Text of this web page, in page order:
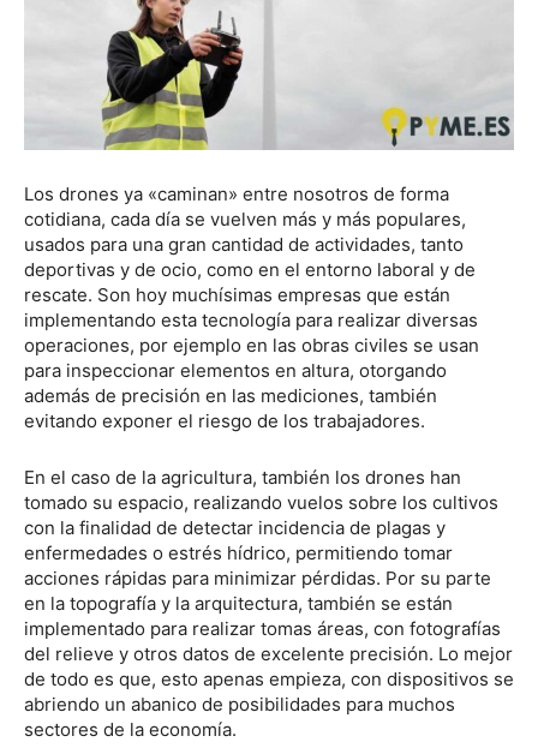
Los drones ya «caminan» entre nosotros de forma
cotidiana, cada día se vuelven más y más populares,
usados para una gran cantidad de actividades, tanto
deportivas y de ocio, como en el entorno laboral y de
rescate. Son hoy muchísimas empresas que están
implementando esta tecnología para realizar diversas
operaciones, por ejemplo en las obras civiles se usan
para inspeccionar elementos en altura, otorgando
además de precisión en las mediciones, también
evitando exponer el riesgo de los trabajadores.
En el caso de la agricultura, también los drones han
tomado su espacio, realizando vuelos sobre los cultivos
con la finalidad de detectar incidencia de plagas y
enfermedades o estrés hídrico, permitiendo tomar
acciones rápidas para minimizar pérdidas. Por su parte
en la topografía y la arquitectura, también se están
implementado para realizar tomas áreas, con fotografías
del relieve y otros datos de excelente precisión. Lo mejor
de todo es que, esto apenas empieza, con dispositivos se
abriendo un abanico de posibilidades para muchos
sectores de la economía.